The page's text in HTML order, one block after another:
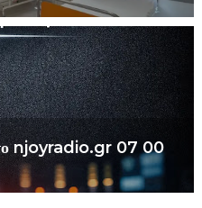
το njoyradio.gr 07 00